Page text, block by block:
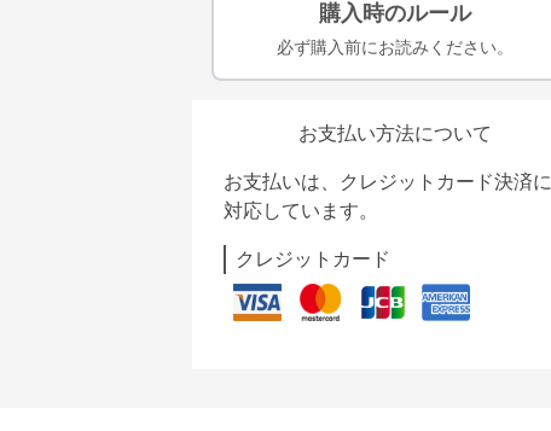
購入時のルール
必ず購入前にお読みください。
お支払い方法について
お支払いは、クレジットカード決済に
対応しています。
クレジットカード